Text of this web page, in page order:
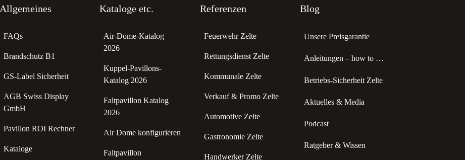
Allgemeines
FAQs
Brandschutz B1
GS-Label Sicherheit
AGB Swiss Display
GmbH
Pavillon ROI Rechner
Kataloge
Kataloge etc.
Air-Dome-Katalog
2026
Kuppel-Pavillons-
Katalog 2026
Faltpavillon Katalog
2026
Air Dome konfigurieren
Faltpavillon
Referenzen
Feuerwehr Zelte
Rettungsdienst Zelte
Kommunale Zelte
Verkauf & Promo Zelte
Automotive Zelte
Gastronomie Zelte
Handwerker Zelte
Blog
Unsere Preisgarantie
Anleitungen – how to …
Betriebs-Sicherheit Zelte
Aktuelles & Media
Podcast
Ratgeber & Wissen